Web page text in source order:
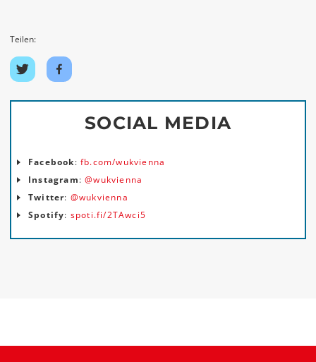
Teilen:
Auf
Twitter
Auf
Facebook
SOCIAL MEDIA
Facebook:fb.com/wukvienna
Instagram:@wukvienna
Twitter: @wukvienna
Spotify: spoti.fi/2TAwci5